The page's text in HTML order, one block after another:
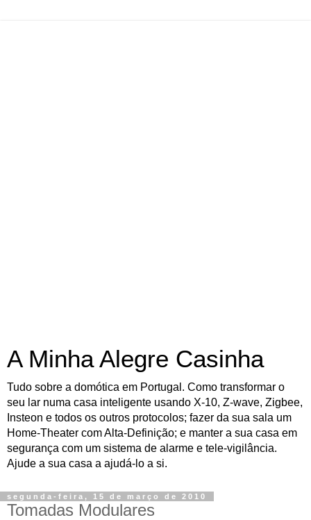
A Minha Alegre Casinha
Tudo sobre a domótica em Portugal. Como transformar o
seu lar numa casa inteligente usando X-10, Z-wave, Zigbee,
Insteon e todos os outros protocolos; fazer da sua sala um
Home-Theater com Alta-Definição; e manter a sua casa em
segurança com um sistema de alarme e tele-vigilância.
Ajude a sua casa a ajudá-lo a si.
segunda-feira, 15 de março de 2010
Tomadas Modulares